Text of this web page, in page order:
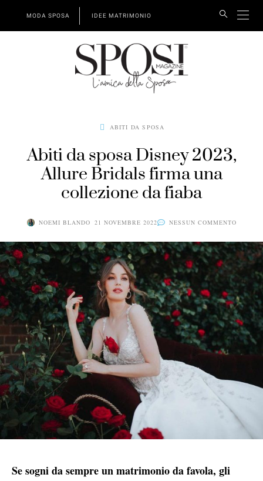
MODA SPOSA IDEE MATRIMONIO
ABITI DA SPOSA
Abiti da sposa Disney 2023,
Allure Bridals firma una
collezione da fiaba
NOEMI BLANDO 21 NOVEMBRE 2022 NESSUN COMMENTO
Se sogni da sempre un matrimonio da favola, gli